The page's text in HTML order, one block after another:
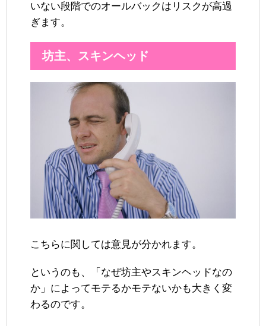
いない段階でのオールバックはリスクが高過
ぎます。
坊主、スキンヘッド
こちらに関しては意見が分かれます。
というのも、「なぜ坊主やスキンヘッドなの
か」によってモテるかモテないかも大きく変
わるのです。